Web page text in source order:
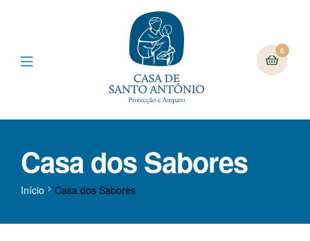
0
Casa dos Sabores
Início Casa dos Sabores